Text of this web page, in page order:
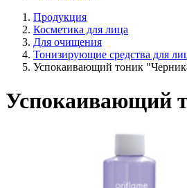
Продукция
Косметика для лица
Для очищения
Тонизирующие средства для
Успокаивающий тоник
Успокаивающий